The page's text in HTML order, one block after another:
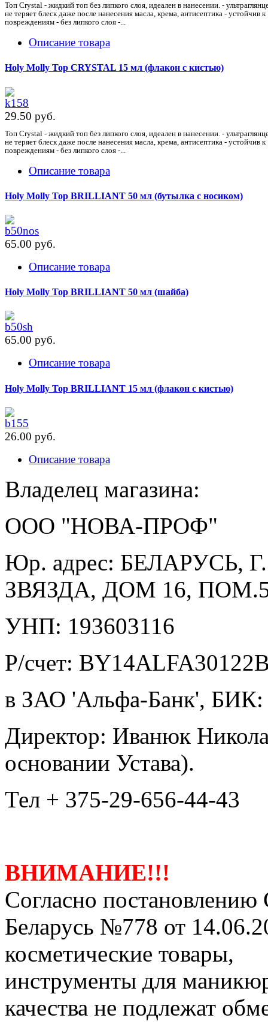
Топ Crystal - жидкий топ без липкого слоя, идеален в нанесении. -
не теряет блеск даже после нанесения масла, крема, антисептика - устойчив к
повреждениям - без липкого слоя -...
Описание товара
Holy Molly Top CRYSTAL 15 мл (флакон с кистью)
29.50 pуб.
Топ Crystal - жидкий топ без липкого слоя, идеален в нанесении. -
не теряет блеск даже после нанесения масла, крема, антисептика - устойчив к
повреждениям - без липкого слоя -...
Описание товара
Holy Molly Top BRILLIANT 50 мл (бутылка с носиком)
65.00 pуб.
Описание товара
Holy Molly Top BRILLIANT 50 мл (шайба)
65.00 pуб.
Описание товара
Holy Molly Top BRILLIANT 15 мл (флакон с кистью)
26.00 pуб.
Описание товара
Владелец магазина:
ООО "НОВА-ПРОФ"
Юр. адрес: БЕЛАРУСЬ,
ЗВЯЗДА, ДОМ 16,
УНП: 193603116
Р/счет:
в ЗАО 'Альфа-Банк',
Директор: Иванюк
основании Устава).
Тел + 375-29-656-44-43
ВНИМАНИЕ!!!
Согласно
Беларусь №778 от
косметические товары,
инструменты для
качества не подлежат